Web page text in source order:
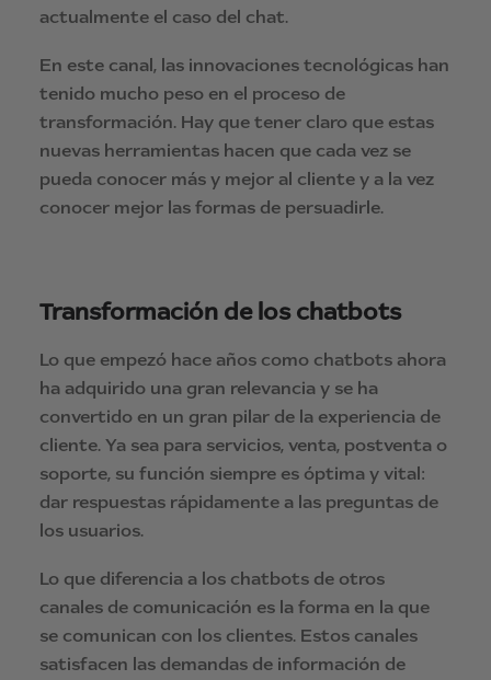
actualmente el caso del chat.
En este canal, las innovaciones tecnológicas han
tenido mucho peso en el proceso de
transformación. Hay que tener claro que estas
nuevas herramientas hacen que cada vez se
pueda conocer más y mejor al cliente y a la vez
conocer mejor las formas de persuadirle.
Transformación de los chatbots
Lo que empezó hace años como chatbots ahora
ha adquirido una gran relevancia y se ha
convertido en un gran pilar de la experiencia de
cliente. Ya sea para servicios, venta, postventa o
soporte, su función siempre es óptima y vital:
dar respuestas rápidamente a las preguntas de
los usuarios.
Lo que diferencia a los chatbots de otros
canales de comunicación es la forma en la que
se comunican con los clientes. Estos canales
satisfacen las demandas de información de